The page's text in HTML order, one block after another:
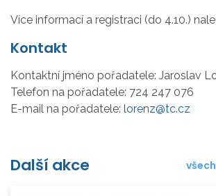
Více informací a registraci (do 4.10.)
Kontakt
Kontaktní jméno pořadatele: Jaroslav
Telefon na pořadatele: 724 247 076
E-mail na pořadatele: lorenz@tc.cz
Další akce